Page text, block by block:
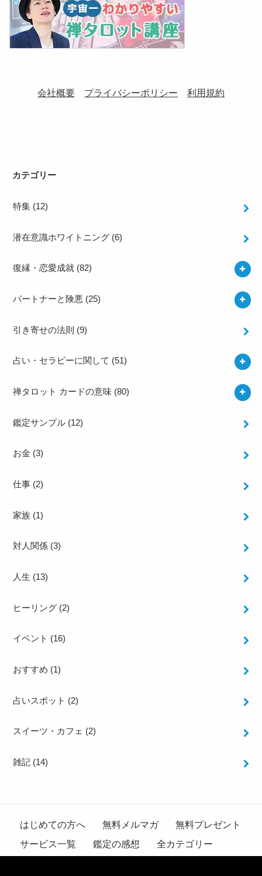
会社概要 プライバシーポリシー 利用規約
カテゴリー
特集 (12)
潜在意識ホワイトニング (6)
復縁・恋愛成就 (82)
パートナーと険悪 (25)
引き寄せの法則 (9)
占い・セラピーに関して (51)
禅タロット カードの意味 (80)
鑑定サンプル (12)
お金 (3)
仕事 (2)
家族 (1)
対人関係 (3)
人生 (13)
ヒーリング (2)
イベント (16)
おすすめ (1)
占いスポット (2)
スイーツ・カフェ (2)
雑記 (14)
はじめての方へ 無料メルマガ
無料プレゼント
サービス一覧
鑑定の感想
全カテゴリー